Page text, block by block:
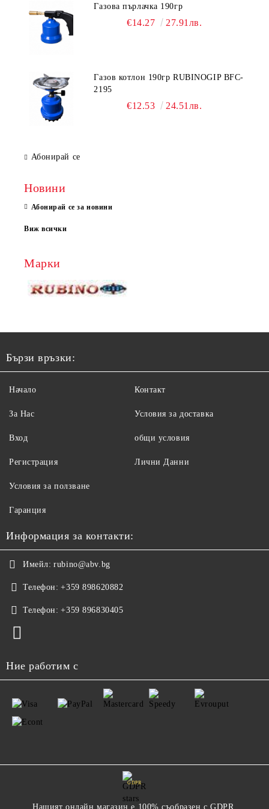
Газова пърлачка 190гр
€14.27 27.91лв.
Газов котлон 190гр RUBINOGIP BFC-
2195
€12.53 24.51лв.
Абонирай се
Новини
Абонирай се за новини
Виж всички
Марки
Бързи връзки:
Начало
За Нас
Вход
Регистрация
Контакт
Условия за доставка
общи условия
Лични Данни
Условия за ползване
Гаранция
Информация за контакти:
Имейл: rubino@abv.bg
Телефон: +359 898620882
Телефон: +359 896830405
Ние работим с
GDPR
Нашият онлайн магазин е 100% съобразен с GDPR.